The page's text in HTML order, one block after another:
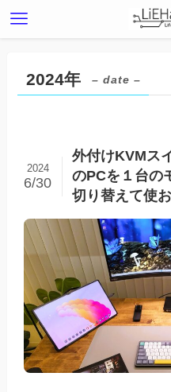
2024年 – date –
外付けKVMス
のPCを１台の
切り替えて使お
2024
6/30